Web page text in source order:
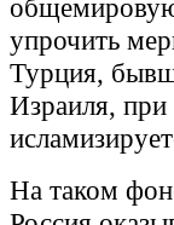
упрочить
Турция,
Израиля, при
На таком